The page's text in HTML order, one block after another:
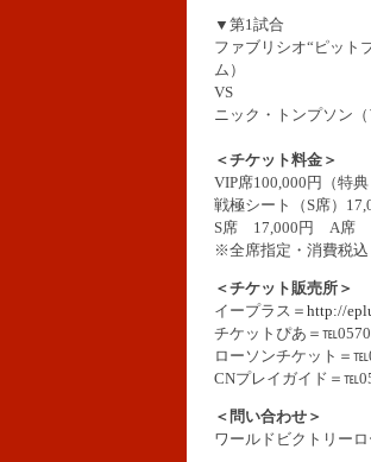
▼第1試合
ファブリシオ“ピット
ム）
VS
ニック・トンプソン
＜チケット料金＞
VIP席100,000円（特
戦極シート（S席）
S席 17,000円 A席
※全席指定・消費税込
＜チケット販売所＞
イープラス＝ http://
チケットぴあ＝
ローソンチケット＝
CNプレイガイド＝
＜問い合わせ＞
ワールドビクトリー